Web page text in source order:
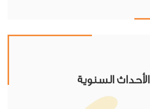
الأحداث السنوية